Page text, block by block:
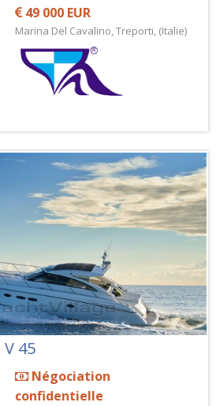
49 000 EUR
Marina Del Cavalino, Treporti, (Italie)
45
Négociation
confidentielle